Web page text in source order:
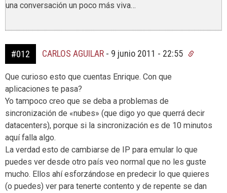
una conversación un poco más viva…
#012 CARLOS AGUILAR - 9 junio 2011 - 22:55
Que curioso esto que cuentas Enrique. Con que
aplicaciones te pasa?
Yo tampoco creo que se deba a problemas de
sincronización de «nubes» (que digo yo que querrá decir
datacenters), porque si la sincronización es de 10 minutos
aquí falla algo.
La verdad esto de cambiarse de IP para emular lo que
puedes ver desde otro país veo normal que no les guste
mucho. Ellos ahí esforzándose en predecir lo que quieres
(o puedes) ver para tenerte contento y de repente se dan